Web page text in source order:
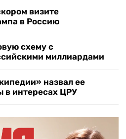
визите
в Россию
схему с
миллиардами
назвал ее
в интересах ЦРУ